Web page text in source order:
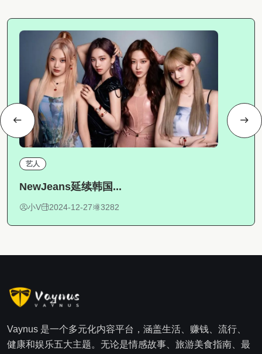
艺人
NewJeans延续韩国...
小V 2024-12-27 3282
Vaynus 是一个多元化内容平台，涵盖生活、赚钱、流行、
健康和娱乐五大主题。无论是情感故事、旅游美食指南、最